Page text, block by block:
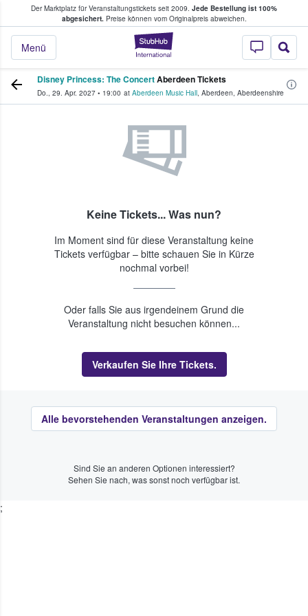
Der Marktplatz für Veranstaltungstickets seit 2009. Jede Bestellung ist 100%
abgesichert.Preise können vom Originalpreis abweichen.
StubHub - Wo
Menü
Tickets kaufen & verkaufen
Disney Princess: The ConcertAberdeen Tickets
Do., 29. Apr. 2027 • 19:00 at Aberdeen Music Hall, Aberdeen, Aberdeenshire
Keine Tickets... Was nun?
Im Moment sind für diese Veranstaltung keine
Tickets verfügbar – bitte schauen Sie in Kürze
nochmal vorbei!
Oder falls Sie aus irgendeinem Grund die
Veranstaltung nicht besuchen können...
Verkaufen Sie Ihre Tickets.
Alle bevorstehenden Veranstaltungen anzeigen.
Sind Sie an anderen Optionen interessiert?
Sehen Sie nach, was sonst noch verfügbar ist.
;